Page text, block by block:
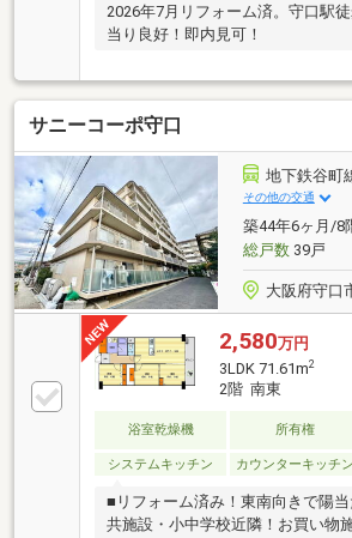
2026年7月リフォーム済。守口駅
当り良好！即内見可！
サニーコーポ守口
地下鉄谷町
その他の交通
築44年6ヶ月/8
総戸数39戸
大阪府守口
2,580万円
3LDK 71.61m2
2階 南東
浴室乾燥機 所有権
システムキッチン
カウンターキッチン
■リフォーム済み！東南向きで陽
共施設・小中学校近隣！お買い物